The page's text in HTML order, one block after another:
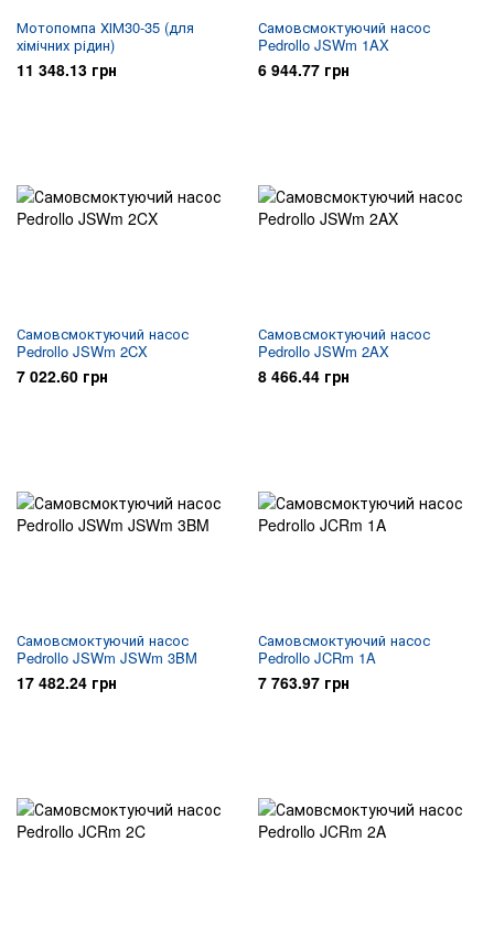
Мотопомпа ХІМ30-35 (для
хімічних рідин)
11 348.13 грн
Самовсмоктуючий насос
Pedrollo JSWm 1AX
6 944.77 грн
Самовсмоктуючий насос
Pedrollo JSWm 2CX
7 022.60 грн
Самовсмоктуючий насос
Pedrollo JSWm 2AX
8 466.44 грн
Самовсмоктуючий насос
Pedrollo JSWm JSWm 3BM
17 482.24 грн
Самовсмоктуючий насос
Pedrollo JCRm 1A
7 763.97 грн